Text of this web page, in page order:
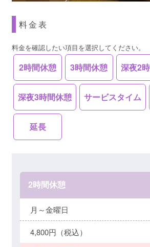
料金表
料金を確認したい項目を選択してください。
2時間休憩 3時間休憩 深夜2
深夜3時間休憩 サービスタイム
延長
2時間休憩
月～金曜日
4,800円（税込）